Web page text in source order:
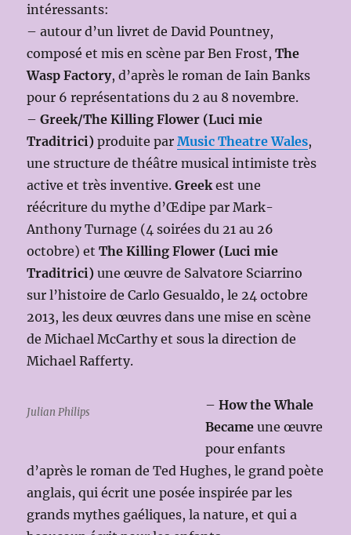
intéressants:
– autour d’un livret de David Pountney,
composé et mis en scène par Ben Frost,The
Wasp Factory, d’après le roman de Iain Banks
pour 6 représentations du 2 au 8 novembre.
–Greek/The Killing Flower (Luci mie
Traditrici) produite parMusic Theatre Wales,
une structure de théâtre musical intimiste très
active et très inventive.Greek est une
réécriture du mythe d’Œdipe par Mark-
Anthony Turnage (4 soirées du 21 au 26
octobre) etThe Killing Flower (Luci mie
Traditrici) une œuvre de Salvatore Sciarrino
sur l’histoire de Carlo Gesualdo, le 24 octobre
2013, les deux œuvres dans une mise en scène
de Michael McCarthy et sous la direction de
Michael Rafferty.
Julian Philips –How the Whale
Became une œuvre
pour enfants
d’après le roman de Ted Hughes, le grand poète
anglais, qui écrit une posée inspirée par les
grands mythes gaéliques, la nature, et qui a